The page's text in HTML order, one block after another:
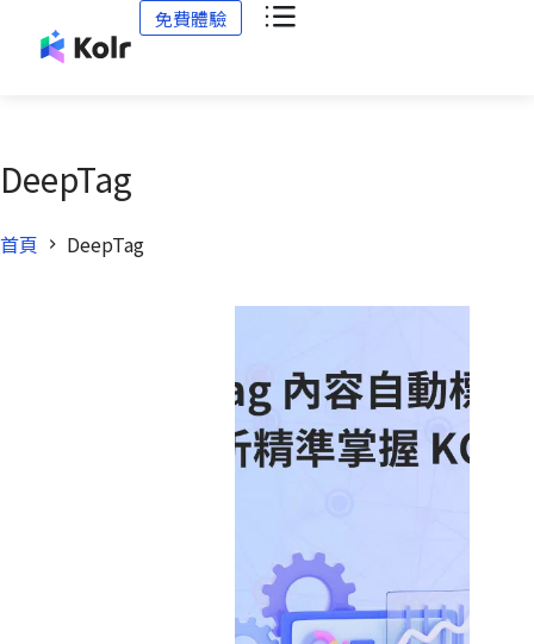
免費體驗
DeepTag
首頁 DeepTag